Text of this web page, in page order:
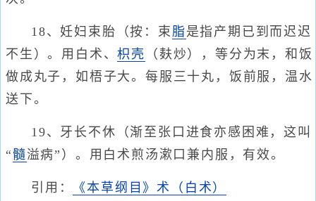
18、妊妇束胎（按：束 脂是指产期已到而迟迟
不生）。用白术、枳壳
（麸炒），等分为末，和饭
做成丸子，如梧子大。每服三十丸，饭前服，温水
送下。
19、牙长不休（渐至张口进食亦感困难，这叫
“髓溢病”）。用白术煎汤漱口兼内服，有效。
引用： 《本草纲目》术（白术）